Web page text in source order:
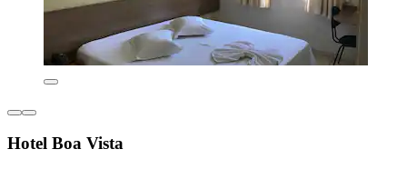
Hotel Boa Vista